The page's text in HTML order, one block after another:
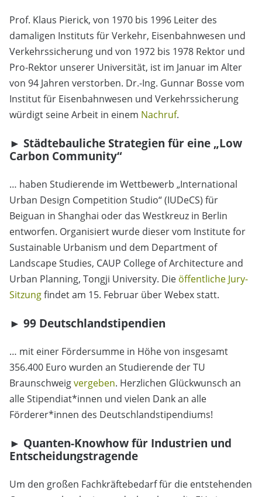
Prof. Klaus Pierick, von 1970 bis 1996 Leiter des
damaligen Instituts für Verkehr, Eisenbahnwesen und
Verkehrssicherung und von 1972 bis 1978 Rektor und
Pro-Rektor unserer Universität, ist im Januar im Alter
von 94 Jahren verstorben. Dr.-Ing. Gunnar Bosse vom
Institut für Eisenbahnwesen und Verkehrssicherung
würdigt seine Arbeit in einem Nachruf.
► Städtebauliche Strategien für eine „Low
Carbon Community“
… haben Studierende im Wettbewerb „International
Urban Design Competition Studio“ (IUDeCS) für
Beiguan in Shanghai oder das Westkreuz in Berlin
entworfen. Organisiert wurde dieser vom Institute for
Sustainable Urbanism und dem Department of
Landscape Studies, CAUP College of Architecture and
Urban Planning, Tongji University. Die öffentliche Jury-
Sitzungfindet am 15. Februar über Webex statt.
► 99 Deutschlandstipendien
… mit einer Fördersumme in Höhe von insgesamt
356.400 Euro wurden an Studierende der TU
Braunschweigvergeben. Herzlichen Glückwunsch an
alle Stipendiat*innen und vielen Dank an alle
Förderer*innen des Deutschlandstipendiums!
► Quanten-Knowhow für Industrien und
Entscheidungstragende
Um den großen Fachkräftebedarf für die entstehenden